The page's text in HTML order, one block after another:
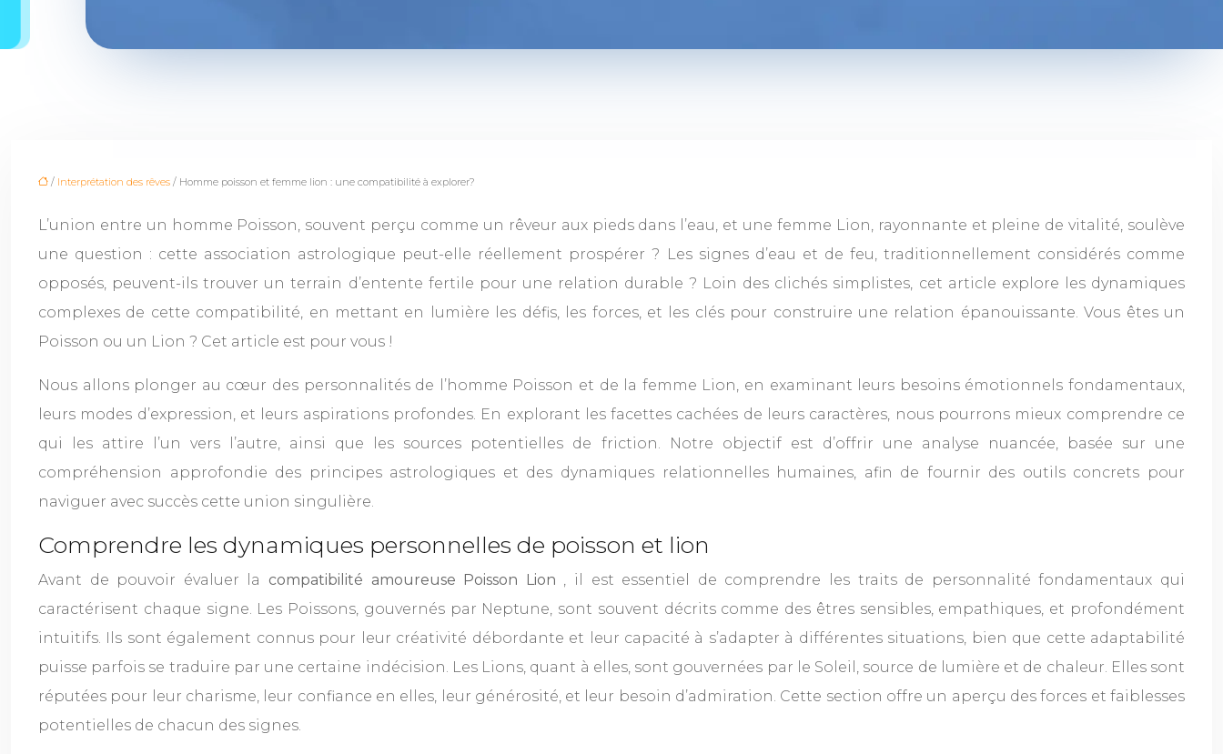
/ Interprétation des rêves / Homme poisson et femme lion : une compatibilité à explorer?
L’union entre un homme Poisson, souvent perçu comme un rêveur aux pieds dans l’eau, et une femme Lion, rayonnante et pleine de vitalité, soulève
une question : cette association astrologique peut-elle réellement prospérer ? Les signes d’eau et de feu, traditionnellement considérés comme
opposés, peuvent-ils trouver un terrain d’entente fertile pour une relation durable ? Loin des clichés simplistes, cet article explore les dynamiques
complexes de cette compatibilité, en mettant en lumière les défis, les forces, et les clés pour construire une relation épanouissante. Vous êtes un
Poisson ou un Lion ? Cet article est pour vous !
Nous allons plonger au cœur des personnalités de l’homme Poisson et de la femme Lion, en examinant leurs besoins émotionnels fondamentaux,
leurs modes d’expression, et leurs aspirations profondes. En explorant les facettes cachées de leurs caractères, nous pourrons mieux comprendre ce
qui les attire l’un vers l’autre, ainsi que les sources potentielles de friction. Notre objectif est d’offrir une analyse nuancée, basée sur une
compréhension approfondie des principes astrologiques et des dynamiques relationnelles humaines, afin de fournir des outils concrets pour
naviguer avec succès cette union singulière.
Comprendre les dynamiques personnelles de poisson et lion
Avant de pouvoir évaluer la compatibilité amoureuse Poisson Lion , il est essentiel de comprendre les traits de personnalité fondamentaux qui
caractérisent chaque signe. Les Poissons, gouvernés par Neptune, sont souvent décrits comme des êtres sensibles, empathiques, et profondément
intuitifs. Ils sont également connus pour leur créativité débordante et leur capacité à s’adapter à différentes situations, bien que cette adaptabilité
puisse parfois se traduire par une certaine indécision. Les Lions, quant à elles, sont gouvernées par le Soleil, source de lumière et de chaleur. Elles sont
réputées pour leur charisme, leur confiance en elles, leur générosité, et leur besoin d’admiration. Cette section offre un aperçu des forces et faiblesses
potentielles de chacun des signes.